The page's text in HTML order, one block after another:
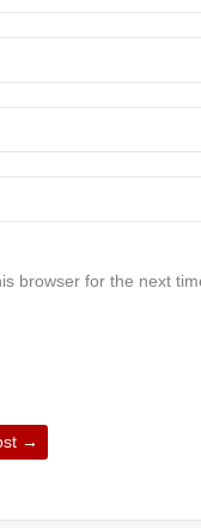
browser for the next
→